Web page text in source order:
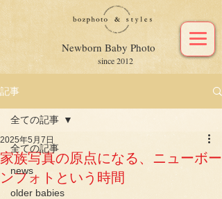
Newborn Baby Photo
since 2012
記事
全ての記事
news
older babies
全ての記事
家族写真の原点になる、ニューボー
ンフォトという時間
2025年5月7日